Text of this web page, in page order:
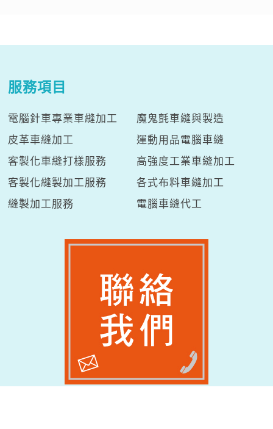
服務項目
電腦針車專業車縫加工
魔鬼氈車縫與製造
皮革車縫加工
運動用品電腦車縫
客製化車縫打樣服務
高強度工業車縫加工
客製化縫製加工服務
各式布料車縫加工
縫製加工服務
電腦車縫代工